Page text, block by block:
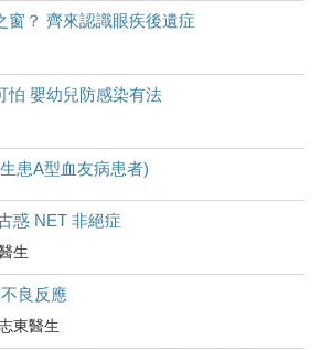
窗？ 齊來認識眼疾後遺症
怕 嬰幼兒防感染有法
患A型血友病患者)
惑 NET 非絕症
生
良反應
東醫生